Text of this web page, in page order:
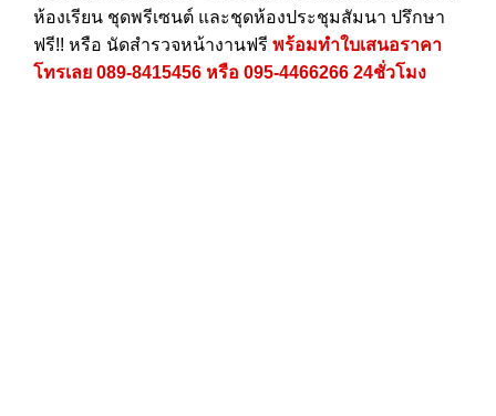
ห้องเรียน ชุดพรีเซนต์ และชุดห้องประชุมสัมนา ปรึกษา
ฟรี!! หรือ นัดสำรวจหน้างานฟรี พร้อมทำใบเสนอราคา
โทรเลย 089-8415456 หรือ 095-4466266 24ชั่วโมง